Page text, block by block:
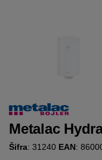
Metalac
Šifra: 31240 EAN: